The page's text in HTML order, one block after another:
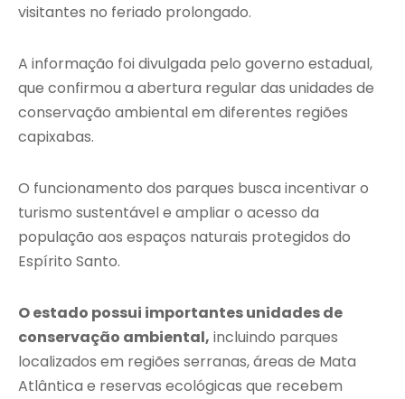
visitantes no feriado prolongado.
A informação foi divulgada pelo governo estadual,
que confirmou a abertura regular das unidades de
conservação ambiental em diferentes regiões
capixabas.
O funcionamento dos parques busca incentivar o
turismo sustentável e ampliar o acesso da
população aos espaços naturais protegidos do
Espírito Santo.
O estado possui importantes unidades de
conservação ambiental, incluindo parques
localizados em regiões serranas, áreas de Mata
Atlântica e reservas ecológicas que recebem